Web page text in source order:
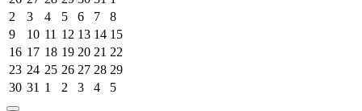
2
3 4 5 6 7
8
9
10 11 12 13 14 15
16 17 18 19 20 21 22
23 24 25 26 27 28 29
30 31 1 2 3 4 5